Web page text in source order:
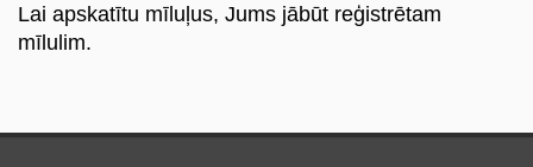
Lai apskatītu mīluļus, Jums jābūt reģistrētam
mīlulim.